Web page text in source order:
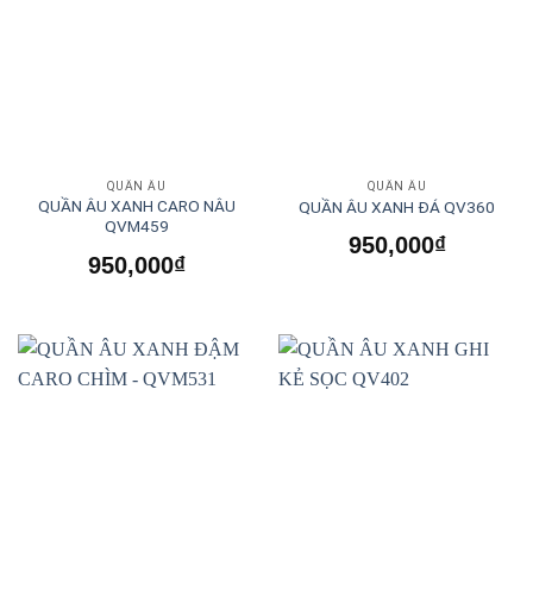
QUẦN ÂU
QUẦN ÂU XANH CARO NÂU
QVM459
950,000₫
QUẦN ÂU
QUẦN ÂU XANH ĐÁ QV360
950,000₫